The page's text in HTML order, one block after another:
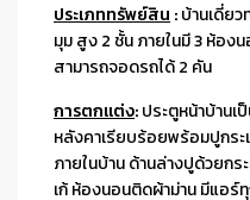
ประเภททรัพย์สิน :บ้านเดี่ย
มุม สูง 2 ชั้น ภายในมี 3 ห้อง
สามารถจอดรถได้ 2 คัน
การตกแต่ง:ประตูหน้าบ้านเ
หลังคาเรียบร้อยพร้อมปูกร
ภายในบ้าน ด้านล่างปูด้วยก
เก้ ห้องนอนติดผ้าม่าน มีแอ